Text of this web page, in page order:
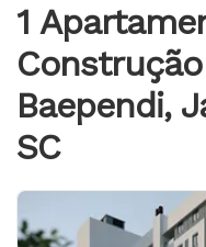
1
Baependi,
SC